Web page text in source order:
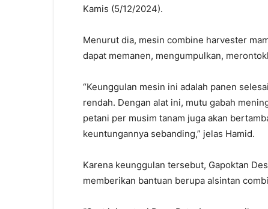
Kamis (5/12/2024).
Menurut dia, mesin combine harvester
dapat memanen, mengumpulkan,
“Keunggulan mesin ini adalah panen
rendah. Dengan alat ini, mutu gabah
petani per musim tanam juga akan
keuntungannya sebanding,” jelas Hamid.
Karena keunggulan tersebut, Gapoktan
memberikan bantuan berupa alsintan